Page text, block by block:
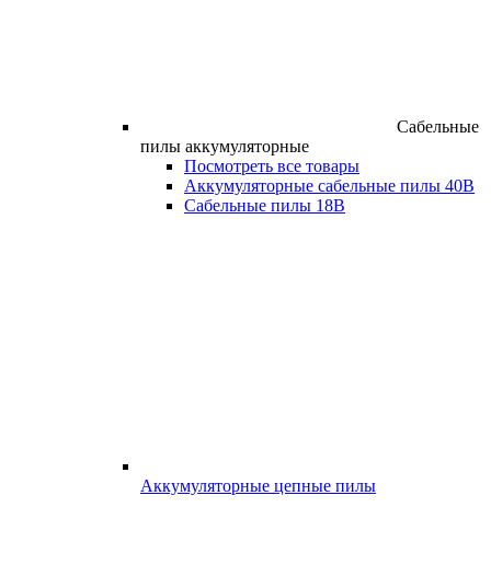
Сабельные
пилы аккумуляторные
Посмотреть все товары
Аккумуляторные сабельные пилы 40В
Сабельные пилы 18В
Аккумуляторные цепные пилы